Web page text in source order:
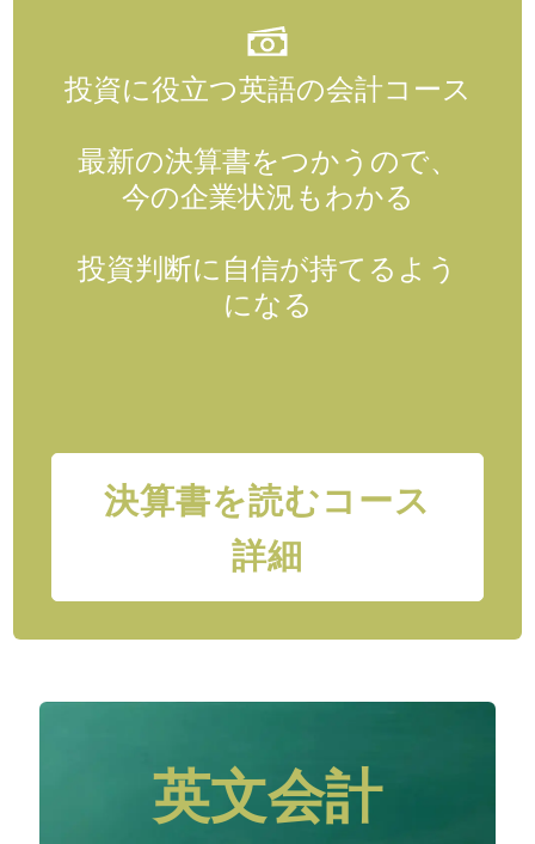
投資に役立つ英語の会計コース
最新の決算書をつかうので、
今の企業状況もわかる
投資判断に自信が持てるよう
になる
決算書を読むコース
詳細
英文会計